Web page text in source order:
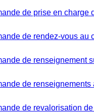
de prise en charge
de rendez-vous au
de renseignement
de
de revalorisation